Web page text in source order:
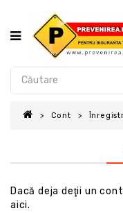
Cont
Dacă deja deţii un
aici.